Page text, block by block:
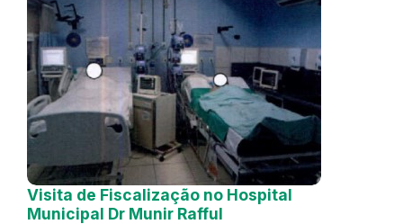
Visita de Fiscalização no Hospital
Municipal Dr Munir Rafful